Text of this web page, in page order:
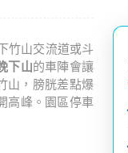
竹山交流道或斗
下山的車陣會讓
山，膀胱差點爆
高峰。園區停車